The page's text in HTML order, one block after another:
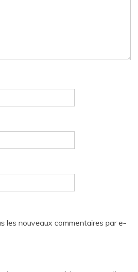
les nouveaux commentaires par e-